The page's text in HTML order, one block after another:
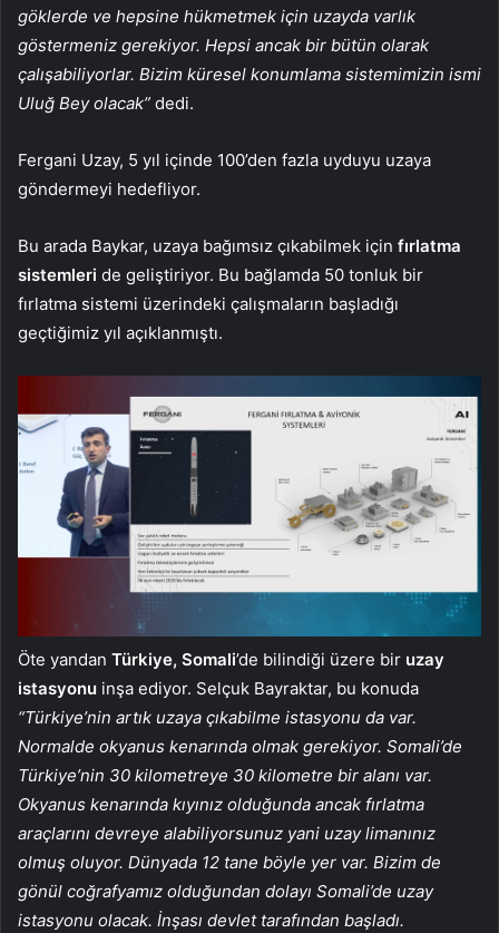
göklerde ve hepsine hükmetmek için uzayda varlık
göstermeniz gerekiyor. Hepsi ancak bir bütün olarak
çalışabiliyorlar. Bizim küresel konumlama sistemimizin ismi
Uluğ Bey olacak” dedi.
Fergani Uzay, 5 yıl içinde 100’den fazla uyduyu uzaya
göndermeyi hedefliyor.
Bu arada Baykar, uzaya bağımsız çıkabilmek için fırlatma
sistemleri de geliştiriyor. Bu bağlamda 50 tonluk bir
fırlatma sistemi üzerindeki çalışmaların başladığı
geçtiğimiz yıl açıklanmıştı.
Öte yandan Türkiye, Somali’de bilindiği üzere bir uzay
istasyonu inşa ediyor. Selçuk Bayraktar, bu konuda
“Türkiye’nin artık uzaya çıkabilme istasyonu da var.
Normalde okyanus kenarında olmak gerekiyor. Somali’de
Türkiye’nin 30 kilometreye 30 kilometre bir alanı var.
Okyanus kenarında kıyınız olduğunda ancak fırlatma
araçlarını devreye alabiliyorsunuz yani uzay limanınız
olmuş oluyor. Dünyada 12 tane böyle yer var. Bizim de
gönül coğrafyamız olduğundan dolayı Somali’de uzay
istasyonu olacak. İnşası devlet tarafından başladı.